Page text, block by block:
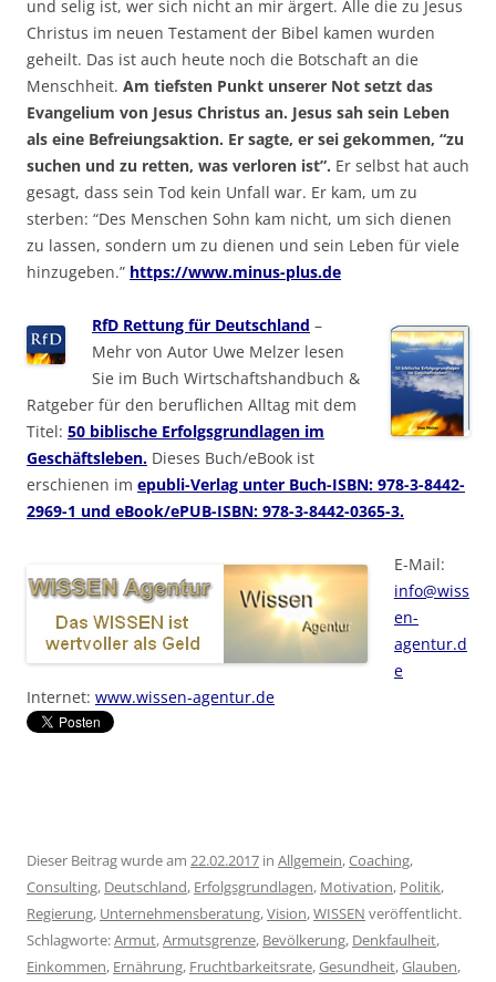
und selig ist, wer sich nicht an mir ärgert. Alle die zu Jesus
Christus im neuen Testament der Bibel kamen wurden
geheilt. Das ist auch heute noch die Botschaft an die
Menschheit. Am tiefsten Punkt unserer Not setzt das
Evangelium von Jesus Christus an. Jesus sah sein Leben
als eine Befreiungsaktion. Er sagte, er sei gekommen, “zu
suchen und zu retten, was verloren ist”. Er selbst hat auch
gesagt, dass sein Tod kein Unfall war. Er kam, um zu
sterben: “Des Menschen Sohn kam nicht, um sich dienen
zu lassen, sondern um zu dienen und sein Leben für viele
hinzugeben.” https://www.minus-plus.de
RfD Rettung für Deutschland –
Mehr von Autor Uwe Melzer lesen
Sie im Buch Wirtschaftshandbuch &
Ratgeber für den beruflichen Alltag mit dem
Titel: 50 biblische Erfolgsgrundlagen im
Geschäftsleben. Dieses Buch/eBook ist
erschienen im epubli-Verlag unter Buch-ISBN: 978-3-8442-
2969-1 und eBook/ePUB-ISBN: 978-3-8442-0365-3.
E-Mail:
info@wiss
en-
agentur.d
e
Internet: www.wissen-agentur.de
Dieser Beitrag wurde am 22.02.2017 in Allgemein,Coaching,
Consulting, Deutschland, Erfolgsgrundlagen, Motivation, Politik,
Regierung, Unternehmensberatung,Vision,WISSEN veröffentlicht.
Schlagworte:Armut,Armutsgrenze, Bevölkerung, Denkfaulheit,
Einkommen, Ernährung, Fruchtbarkeitsrate,Gesundheit,Glauben,